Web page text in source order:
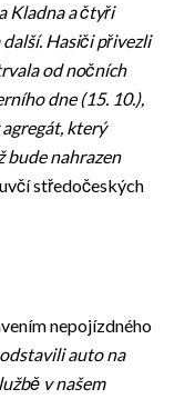
Kladna a čtyři
Hasiči přivezli
od nočních
dne (15. 10.),
který
bude nahrazen
středočeských
nepojízdného
auto na
v našem